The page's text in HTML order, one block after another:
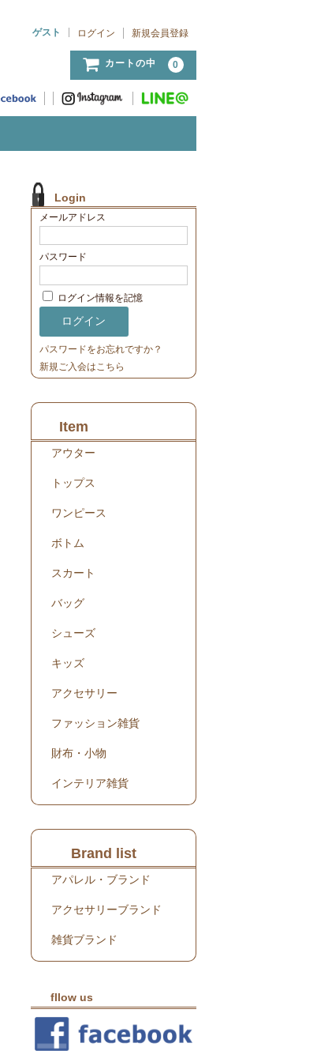
ゲスト
ログイン 新規会員登録
カートの中 0
Login
メールアドレス
パスワード
ログイン情報を記憶
パスワードをお忘れですか？
新規ご入会はこちら
Item
アウター
トップス
ワンピース
ボトム
スカート
バッグ
シューズ
キッズ
アクセサリー
ファッション雑貨
財布・小物
インテリア雑貨
Brand list
アパレル・ブランド
アクセサリーブランド
雑貨ブランド
fllow us